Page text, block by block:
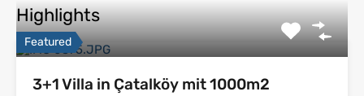
Highlights
Featured
3+1 Villa in Çatalköy mit 1000m2